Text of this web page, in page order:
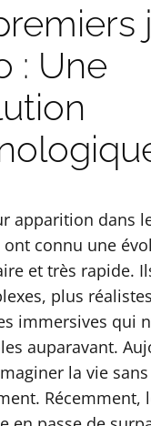
: Une
apparition dans
ont connu une
et très rapide.
plus
immersives qui
auparavant.
la vie
Récemment,